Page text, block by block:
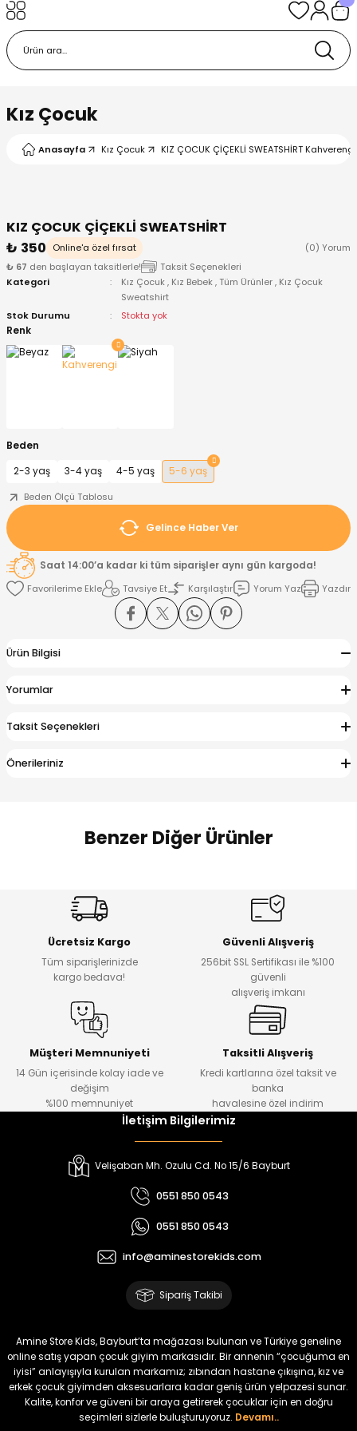
Kız Çocuk
Anasayfa Kız Çocuk KIZ ÇOCUK ÇİÇEKLİ SWEATSHİRT
KIZ ÇOCUK ÇİÇEKLİ SWEATSHİRT
₺ 350
Online'a özel fırsat
(0) Yorum
₺ 67 den başlayan taksitlerle!
Taksit Seçenekleri
Kategori
Kız Çocuk , Kız Bebek ,Tüm Ürünler , Kız Çocuk
Sweatshirt
Stok Durumu
Stokta yok
Renk
Beden
2-3 yaş
3-4 yaş 4-5 yaş
5-6 yaş
Beden Ölçü Tablosu
Gelince Haber Ver
Saat 14:00’a kadar ki tüm siparişler aynı gün kargoda!
Tavsiye Et
Karşılaştır Yorum Yaz Yazdır
Ürün Bilgisi
Yorumlar
Taksit Seçenekleri
Önerileriniz
Benzer Diğer Ürünler
Dantelya Kız Çocuk Tişört
Puba Unisex Kot 3’lü Takım
Urban Kız Çocuk Süveterli Tunik Gömlek Navi Kız Çocuk Kot Pantolon
₺ 650
Melra Kız Çocuk Kot Pantolon
%15
Tivon Kız Çocuk 3’lü Takım
₺ 2.340
Koren Kız Çocuk ve Bebek Tayt
₺ 320
₺ 250
Yeni
Koren Kız Çocuk ve Bebek Tayt
₺ 320
₺ 250
%22
Koren Kız Çocuk ve Bebek Tayt
%22
Koren Kız Çocuk ve Bebek Tayt
Ücretsiz Kargo
Tüm siparişlerinizde
kargo bedava!
Güvenli Alışveriş
256bit SSL Sertifikası ile %100
güvenli
alışveriş imkanı
Müşteri Memnuniyeti
14 Gün içerisinde kolay iade ve
değişim
%100 memnuniyet
Taksitli Alışveriş
Kredi kartlarına özel taksit ve
banka
havalesine özel indirim
İletişim Bilgilerimiz
Velişaban Mh. Ozulu Cd. No 15/6 Bayburt
0551 850 0543
0551 850 0543
info@aminestorekids.com
Sipariş Takibi
Amine Store Kids, Bayburt’ta mağazası bulunan ve Türkiye geneline
online satış yapan çocuk giyim markasıdır. Bir annenin “çocuğuma en
iyisi” anlayışıyla kurulan markamız; zıbından hastane çıkışına, kız ve
erkek çocuk giyimden aksesuarlara kadar geniş ürün yelpazesi sunar.
Kalite, konfor ve güveni bir araya getirerek çocuklar için en doğru
seçimleri sizlerle buluşturuyoruz. Devamı..
Takımı
Alt
ve Taç
Takımı
Shirt
Elbise
Alt
Body
ve Patik
Çıkışı ve Zıbın Seti
Takımı
Alt
Bere ve Eldiven
Body
ve Patik
Çıkışı ve Zıbın Seti
Alt
Ürünleri